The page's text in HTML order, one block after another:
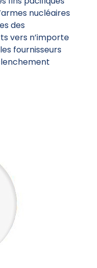
nucléaires
des
vers n’importe
fournisseurs